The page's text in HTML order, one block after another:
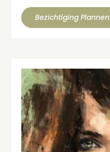
Bezichtiging Plannen